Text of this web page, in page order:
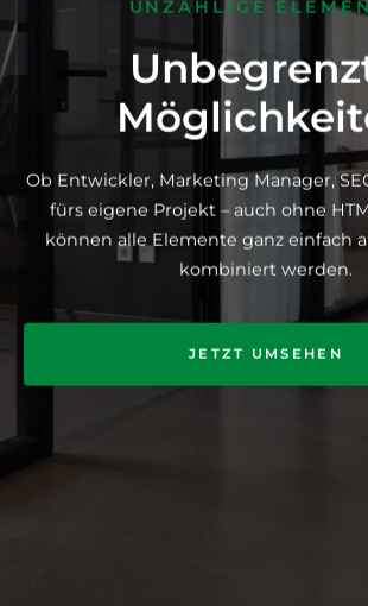
UNZÄHLIGE
Ob Entwickler, Marketing Manager,
fürs eigene Projekt – auch ohne
können alle Elemente ganz einfach
kombiniert werden.
JETZT UMSEHEN